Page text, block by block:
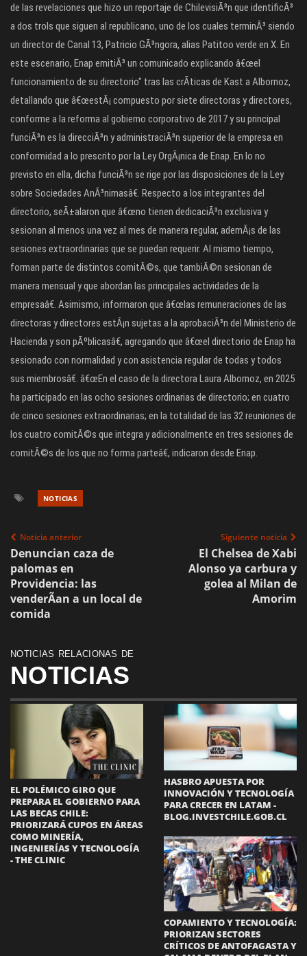
de las revelaciones que hizo un reportaje de ChilevisiÃ³n que identificÃ³
a dos trols que siguen al republicano, uno de los cuales terminÃ³ siendo
un director de Canal 13, Patricio GÃ³ngora, alias Patitoo verde en X. En
este escenario, Enap emitiÃ³ un comunicado explicando â€œel
funcionamiento de su directorio" tras las crÃ­ticas de Kast a Albornoz,
detallando que â€œestÃ¡ compuesto por siete directoras y directores,
conforme a la reforma al gobierno corporativo de 2017 y su principal
funciÃ³n es la direcciÃ³n y administraciÃ³n superior de la empresa en
conformidad a lo prescrito por la Ley OrgÃ¡nica de Enap. En lo no
previsto en ella, dicha funciÃ³n se rige por las disposiciones de la Ley
sobre Sociedades AnÃ³nimasâ€. Respecto a los integrantes del
directorio, seÃ±alaron que â€œno tienen dedicaciÃ³n exclusiva y
sesionan al menos una vez al mes de manera regular, ademÃ¡s de las
sesiones extraordinarias que se puedan requerir. Al mismo tiempo,
forman parte de distintos comitÃ©s, que tambiÃ©n sesionan de
manera mensual y que abordan las principales actividades de la
empresaâ€. Asimismo, informaron que â€œlas remuneraciones de las
directoras y directores estÃ¡n sujetas a la aprobaciÃ³n del Ministerio de
Hacienda y son pÃºblicasâ€, agregando que â€œel directorio de Enap ha
sesionado con normalidad y con asistencia regular de todas y todos
sus miembrosâ€. â€œEn el caso de la directora Laura Albornoz, en 2025
ha participado en las ocho sesiones ordinarias de directorio; en cuatro
de cinco sesiones extraordinarias; en la totalidad de las 32 reuniones de
los cuatro comitÃ©s que integra y adicionalmente en tres sesiones de
comitÃ©s de los que no forma parteâ€, indicaron desde Enap.
NOTICIAS
Noticia anterior
Denuncian caza de
palomas en
Providencia: las
venderÃ­an a un local de
comida
Siguiente noticia
El Chelsea de Xabi
Alonso ya carbura y
golea al Milan de
Amorim
NOTICIAS RELACIONAS DE
NOTICIAS
EL POLÉMICO GIRO QUE
PREPARA EL GOBIERNO PARA
LAS BECAS CHILE:
PRIORIZARÁ CUPOS EN ÁREAS
COMO MINERÍA,
INGENIERÍAS Y TECNOLOGÍA
- THE CLINIC
HASBRO APUESTA POR
INNOVACIÓN Y TECNOLOGÍA
PARA CRECER EN LATAM -
BLOG.INVESTCHILE.GOB.CL
COPAMIENTO Y TECNOLOGÍA:
PRIORIZAN SECTORES
CRÍTICOS DE ANTOFAGASTA Y